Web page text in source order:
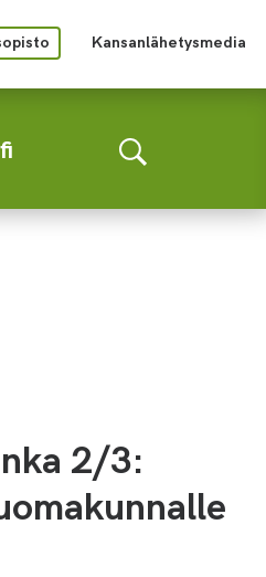
Kansanlähetysmedia
2/3: